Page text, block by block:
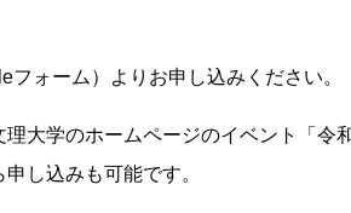
ォーム）よりお申し込みください。
大学のホームページのイベント「令
し込みも可能です。